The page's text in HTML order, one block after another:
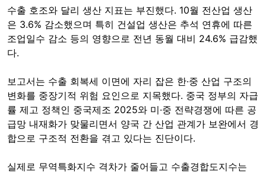
수출 호조와 달리 생산 지표는 부진했다. 10월 전산업 생산
은 3.6% 감소했으며 특히 건설업 생산은 추석 연휴에 따른
조업일수 감소 등의 영향으로 전년 동월 대비 24.6% 급감했
다.
보고서는 수출 회복세 이면에 자리 잡은 한·중 산업 구조의
변화를 중장기적 위험 요인으로 지목했다. 중국 정부의 자급
률 제고 정책인 중국제조 2025와 미·중 전략경쟁에 따른 공
급망 내재화가 맞물리면서 양국 간 산업 관계가 보완에서 경
합으로 구조적 전환을 겪고 있다는 진단이다.
실제로 무역특화지수 격차가 줄어들고 수출경합도지수는